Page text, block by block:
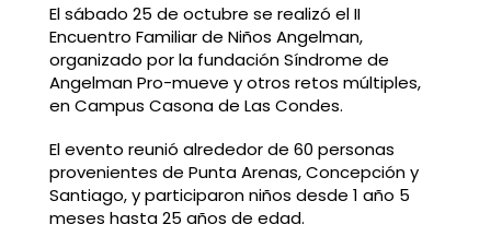
El sábado 25 de octubre se realizó el II
Encuentro Familiar de Niños Angelman,
organizado por la fundación Síndrome de
Angelman Pro-mueve y otros retos múltiples,
en Campus Casona de Las Condes.
El evento reunió alrededor de 60 personas
provenientes de Punta Arenas, Concepción y
Santiago, y participaron niños desde 1 año 5
meses hasta 25 años de edad.